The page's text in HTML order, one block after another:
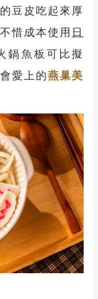
豆皮吃起來厚
惜成本使用 日
鍋魚板可比擬
愛上的燕巢美